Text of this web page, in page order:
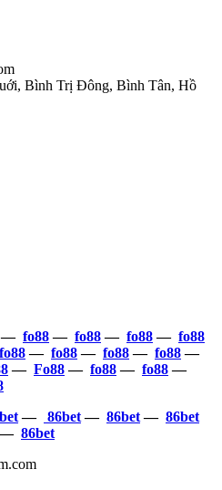
Bình Trị Đông, Bình Tân, Hồ
— fo88— fo88— fo88— fo88
fo88— fo88— fo88— fo88—
— Fo88— fo88— fo88—
— 86bet— 86bet— 86bet
86bet